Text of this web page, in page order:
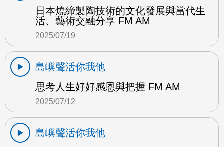
日本燒締製陶技術的文化發展與當代生
活、藝術交融分享 FM AM
2025/07/19
島嶼聲活你我他
思考人生好好感恩與把握 FM AM
2025/07/12
島嶼聲活你我他